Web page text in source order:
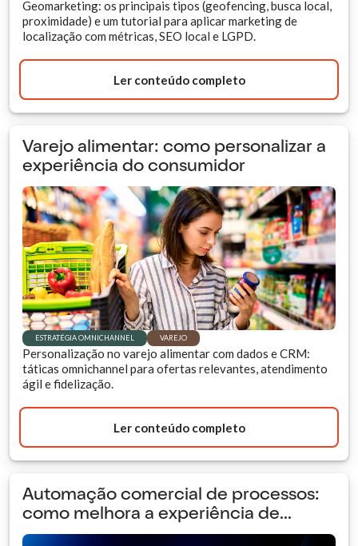
Geomarketing: os principais tipos (geofencing, busca local,
proximidade) e um tutorial para aplicar marketing de
localização com métricas, SEO local e LGPD.
Ler conteúdo completo
Varejo alimentar: como personalizar a
experiência do consumidor
ESTRATÉGIA OMNICHANNEL VAREJO
Personalização no varejo alimentar com dados e CRM:
táticas omnichannel para ofertas relevantes, atendimento
ágil e fidelização.
Ler conteúdo completo
Automação comercial de processos:
como melhora a experiência de...